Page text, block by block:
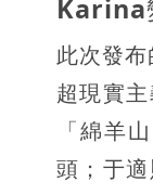
Karina
此次發
超現實
「綿羊
頭；于